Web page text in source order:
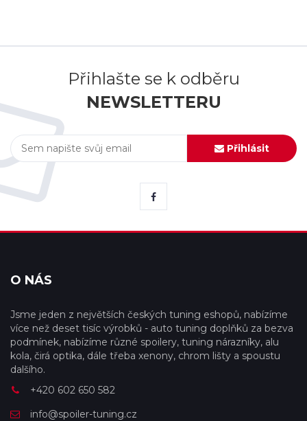
Přihlašte se k odběru
NEWSLETTERU
Přihlásit
O NÁS
Jsme jeden z největších českých tuning eshopů, nabízíme
více než deset tisíc výrobků - auto tuning doplňků za bezva
podmínek, nabízíme různé spoilery, tuning nárazníky, alu
kola, čirá optika, dále třeba xenony, chrom lišty a spoustu
dalšího.
+420 602 650 582
info@spoiler-tuning.cz